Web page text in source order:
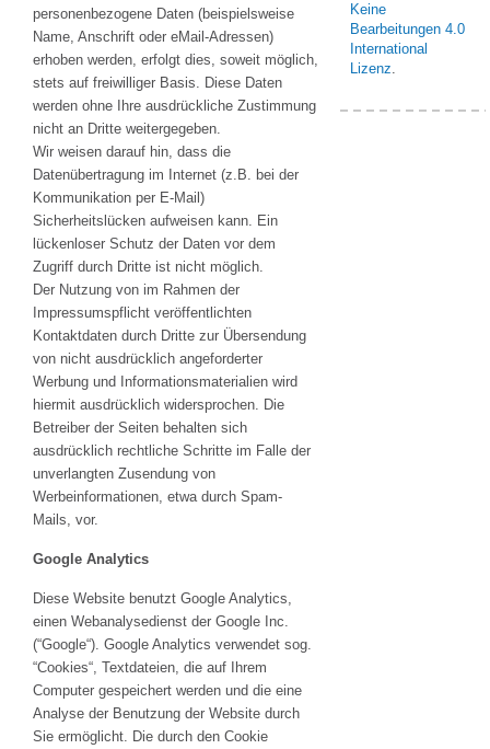
personenbezogene Daten (beispielsweise
Name, Anschrift oder eMail-Adressen)
erhoben werden, erfolgt dies, soweit möglich,
stets auf freiwilliger Basis. Diese Daten
werden ohne Ihre ausdrückliche Zustimmung
nicht an Dritte weitergegeben.
Wir weisen darauf hin, dass die
Datenübertragung im Internet (z.B. bei der
Kommunikation per E-Mail)
Sicherheitslücken aufweisen kann. Ein
lückenloser Schutz der Daten vor dem
Zugriff durch Dritte ist nicht möglich.
Der Nutzung von im Rahmen der
Impressumspflicht veröffentlichten
Kontaktdaten durch Dritte zur Übersendung
von nicht ausdrücklich angeforderter
Werbung und Informationsmaterialien wird
hiermit ausdrücklich widersprochen. Die
Betreiber der Seiten behalten sich
ausdrücklich rechtliche Schritte im Falle der
unverlangten Zusendung von
Werbeinformationen, etwa durch Spam-
Mails, vor.
Google Analytics
Diese Website benutzt Google Analytics,
einen Webanalysedienst der Google Inc.
(“Google“). Google Analytics verwendet sog.
“Cookies“, Textdateien, die auf Ihrem
Computer gespeichert werden und die eine
Analyse der Benutzung der Website durch
Sie ermöglicht. Die durch den Cookie
Keine
Bearbeitungen 4.0
International
Lizenz.